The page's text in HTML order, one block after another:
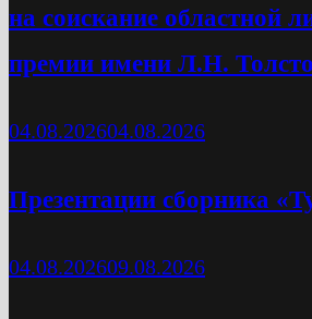
на соискание областной
премии имени Л.Н.
04.08.202604.08.2026
Презентации сборника
04.08.202609.08.2026